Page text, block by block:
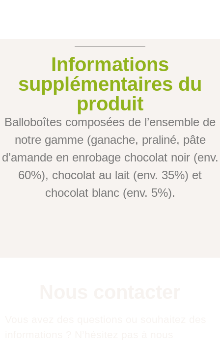
Informations
supplémentaires du
produit
Balloboîtes composées de l’ensemble de
notre gamme (ganache, praliné, pâte
d’amande en enrobage chocolat noir (env.
60%), chocolat au lait (env. 35%) et
chocolat blanc (env. 5%).